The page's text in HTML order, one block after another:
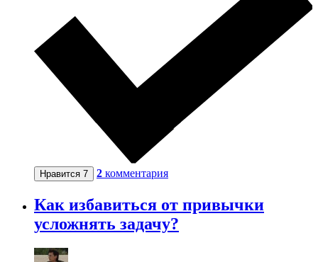
Нравится 7 2 комментария
Как избавиться от привычки
усложнять задачу?